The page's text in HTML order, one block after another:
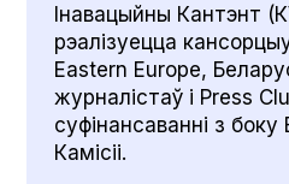
Інавацыйны Кантэнт
рэалізуецца
East­ern Europe,
журналістаў і Press
суфінансаванні з
Камісіі.